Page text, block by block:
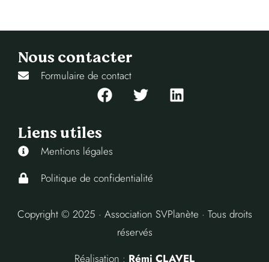
Nous contacter
Formulaire de contact
Liens utiles
Mentions légales
Politique de confidentialité
Copyright © 2025 · Association SVPlanète · Tous droits
réservés
Réalisation : Rémi CLAVEL